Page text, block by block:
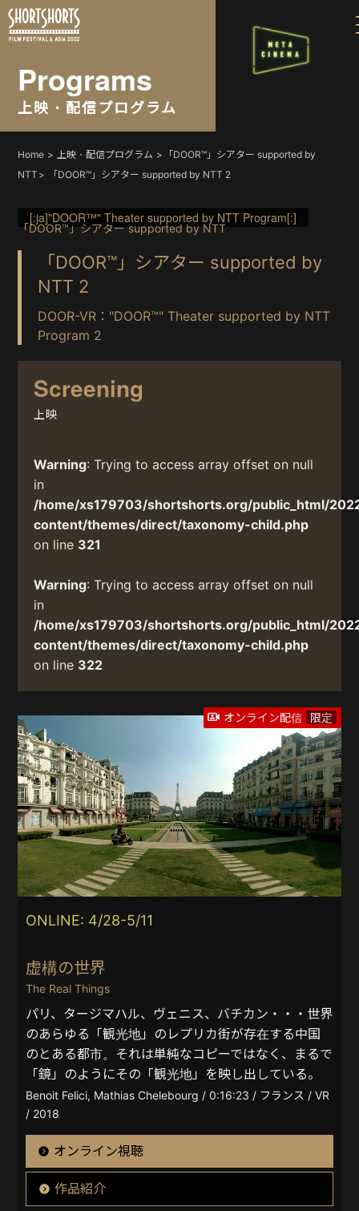
Programs
上映・配信プログラム
Home 上映・配信プログラム
「DOOR™」シアター supported by
NTT
「DOOR™」シアター supported by NTT 2
[:ja]"DOOR™" Theater supported by NTT Program[:]
「DOOR™」シアター supported by NTT
「DOOR™」シアター supported by
NTT 2
DOOR-VR："DOOR™" Theater supported by NTT
Program 2
Screening
上映
Warning: Trying to access array offset on null
in
/home/xs179703/shortshorts.org/public_html/
content/themes/direct/taxonomy-child.php
on line 321
Warning: Trying to access array offset on null
in
/home/xs179703/shortshorts.org/public_html/
content/themes/direct/taxonomy-child.php
on line 322
オンライン配信 限定
ONLINE: 4/28-5/11
虚構の世界
The Real Things
パリ、タージマハル、ヴェニス、バチカン・・・世界
のあらゆる「観光地」のレプリカ街が存在する中国
のとある都市。それは単純なコピーではなく、まるで
「鏡」のようにその「観光地」を映し出している。
Benoit Felici, Mathias Chelebourg / 0:16:23 / フランス / VR
/ 2018
オンライン視聴
作品紹介